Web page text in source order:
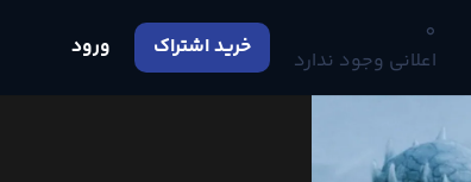
0
اعلانی وجود ندارد
خرید اشتراک ورود